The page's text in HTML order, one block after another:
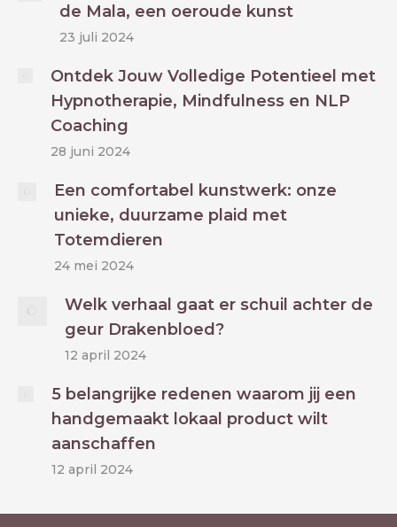
de Mala, een oeroude kunst
23 juli 2024
Ontdek Jouw Volledige Potentieel met
Hypnotherapie, Mindfulness en NLP
Coaching
28 juni 2024
Een comfortabel kunstwerk: onze
unieke, duurzame plaid met
Totemdieren
24 mei 2024
Welk verhaal gaat er schuil achter de
geur Drakenbloed?
12 april 2024
5 belangrijke redenen waarom jij een
handgemaakt lokaal product wilt
aanschaffen
12 april 2024